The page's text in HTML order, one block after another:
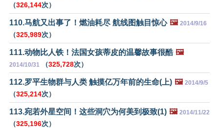
（326,144次）
110.马航又出事了！燃油耗尽 航线图触目惊心 🖼️ 2014/9/16
（325,989次）
111.动物比人铁！法国女孩蒂皮的温馨故事很酷 🖼️
2014/10/31 （325,728次）
112.罗平生物群与人类 触摸亿万年前的生命(上) 🖼️ 2014/9/5
（325,214次）
113.宛若外星空间！这些洞穴为何美到极致(1) 🖼️ 2014/11/22
（325,196次）